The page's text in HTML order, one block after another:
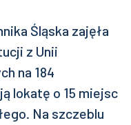
Śląska zajęła
z Unii
na 184
lokatę o 15 miejsc
Na szczeblu